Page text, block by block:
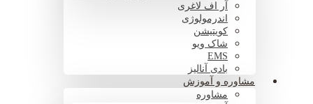
آر اف لاغری
اندرمولوژی
کویتیشن
شاک ویو
EMS
بادی آنالیز
مشاوره و آموزش
مشاوره